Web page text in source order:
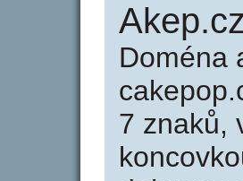
Akep.cz
Doména
7 znaků,